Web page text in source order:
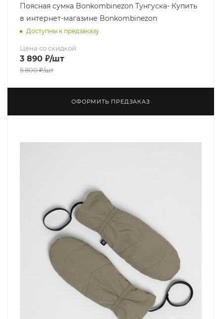
Поясная сумка Bonkombinezon Тунгуска- Купить
в интернет-магазине Bonkombinezon
Доступны к предзаказу
Цена со скидкой
3 890 ₽/шт
5 800₽/шт
ОФОРМИТЬ ПРЕДЗАКАЗ